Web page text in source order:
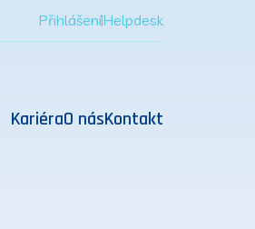
PřihlášeníHelpdesk
KariéraO násKontakt